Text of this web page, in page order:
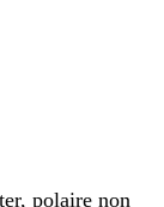
polaire non